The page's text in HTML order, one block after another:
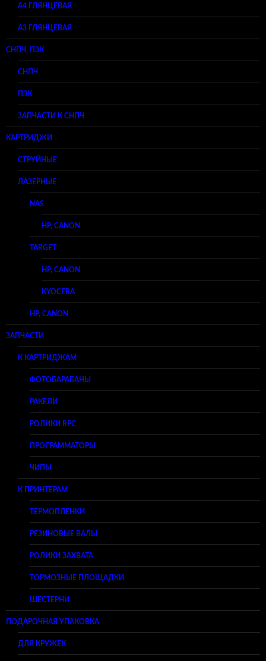
А4 ГЛЯНЦЕВАЯ
A3 ГЛЯНЦЕВАЯ
СНПЧ, ПЗК
СНПЧ
ПЗК
ЗАПЧАСТИ К СНПЧ
КАРТРИДЖИ
СТРУЙНЫЕ
ЛАЗЕРНЫЕ
NAS
HP, CANON
TARGET
HP, CANON
KYOCERA
HP, CANON
ЗАПЧАСТИ
К КАРТРИДЖАМ
ФОТОБАРАБАНЫ
РАКЕЛИ
РОЛИКИ RPC
ПРОГРАММАТОРЫ
ЧИПЫ
К ПРИНТЕРАМ
ТЕРМОПЛЕНКИ
РЕЗИНОВЫЕ ВАЛЫ
РОЛИКИ ЗАХВАТА
ТОРМОЗНЫЕ ПЛОЩАДКИ
ШЕСТЕРНИ
ПОДАРОЧНАЯ УПАКОВКА
ДЛЯ КРУЖЕК